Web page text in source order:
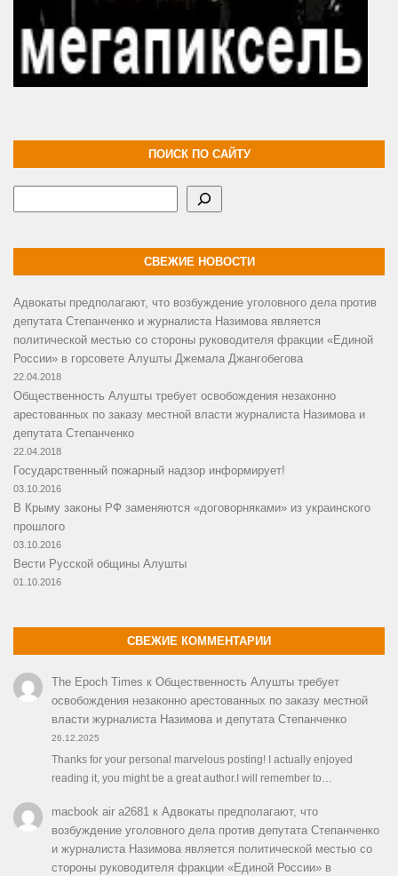
ПОИСК ПО САЙТУ
СВЕЖИЕ НОВОСТИ
Адвокаты предполагают, что возбуждение уголовного дела против
депутата Степанченко и журналиста Назимова является
политической местью со стороны руководителя фракции «Единой
России» в горсовете Алушты Джемала Джангобегова
22.04.2018
Общественность Алушты требует освобождения незаконно
арестованных по заказу местной власти журналиста Назимова и
депутата Степанченко
22.04.2018
Государственный пожарный надзор информирует!
03.10.2016
В Крыму законы РФ заменяются «договорняками» из украинского
прошлого
03.10.2016
Вести Русской общины Алушты
01.10.2016
СВЕЖИЕ КОММЕНТАРИИ
The Epoch Times к Общественность Алушты требует
освобождения незаконно арестованных по заказу местной
власти журналиста Назимова и депутата Степанченко
26.12.2025
Thanks for your personal marvelous posting! I actually enjoyed
reading it, you might be a great author.I will remember to…
macbook air a2681к Адвокаты предполагают, что
возбуждение уголовного дела против депутата Степанченко
и журналиста Назимова является политической местью со
стороны руководителя фракции «Единой России» в